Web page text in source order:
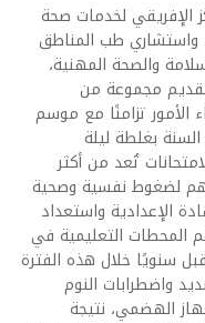
الإفريقي لخدمات صحة
واستشاري طب المناطق
والصحة المهنية،
مجموعة من
الأمور تزامنًا مع موسم
بغلطة ليلة
تُعد من أكثر
لضغوط نفسية وصحية
الإعدادية واستعداد
المحطات التعليمية في
سنويًا خلال هذه الفترة
واضطرابات النوم
الهضمي، نتيجة